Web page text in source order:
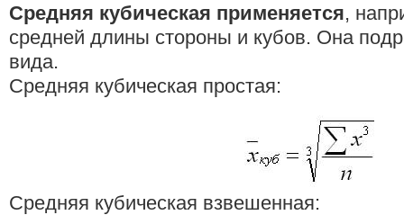
Средняя кубическая применяется,
средней длины стороны и кубов. Она
вида.
Средняя кубическая простая:
Средняя кубическая взвешенная: